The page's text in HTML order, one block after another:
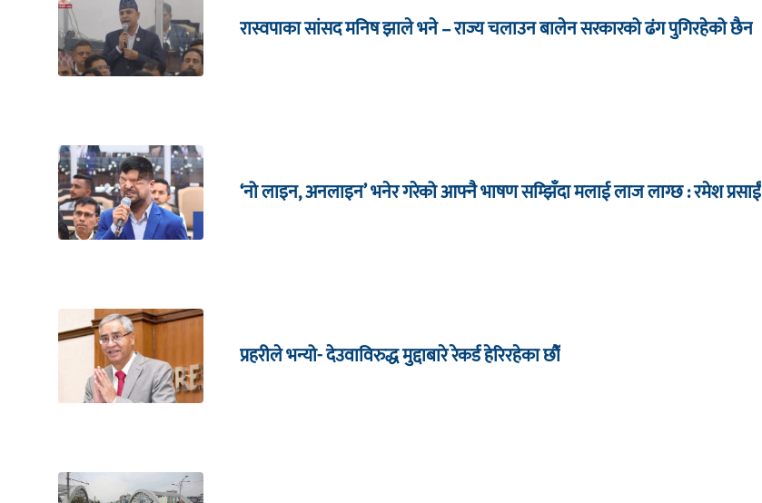
रास्वपाका सांसद मनिष झाले भने – राज्य चलाउन बालेन सरकारको ढंग पुगिरहेको छैन
‘नो लाइन, अनलाइन’ भनेर गरेको आफ्नै भाषण सम्झिँदा मलाई लाज लाग्छ : रमेश प्रसाईं
प्रहरीले भन्यो- देउवाविरुद्ध मुद्दाबारे रेकर्ड हेरिरहेका छौँ